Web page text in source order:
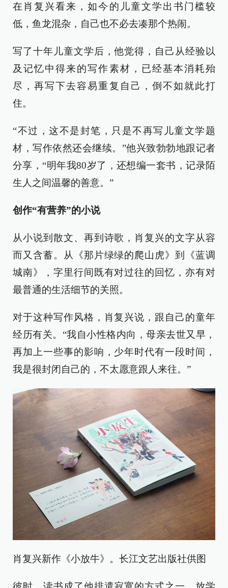
在肖复兴看来，如今的儿童文学出书门槛较
低，鱼龙混杂，自己也不必去凑那个热闹。
写了十年儿童文学后，他觉得，自己从经验以
及记忆中得来的写作素材，已经基本消耗殆
尽，再写下去容易重复自己，倒不如就此打
住。
“不过，这不是封笔，只是不再写儿童文学题
材，写作依然还会继续。”他兴致勃勃地跟记者
分享，“明年我80岁了，还想编一套书，记录陌
生人之间温馨的善意。”
创作“有营养”的小说
从小说到散文、再到诗歌，肖复兴的文字从容
而又含蓄。从《那片绿绿的爬山虎》到《蓝调
城南》，字里行间既有对过往的回忆，亦有对
最普通的生活细节的关照。
对于这种写作风格，肖复兴说，跟自己的童年
经历有关。“我自小性格内向，母亲去世又早，
再加上一些事的影响，少年时代有一段时间，
我是很封闭自己的，不太愿意跟人来往。”
肖复兴新作《小放牛》。长江文艺出版社供图